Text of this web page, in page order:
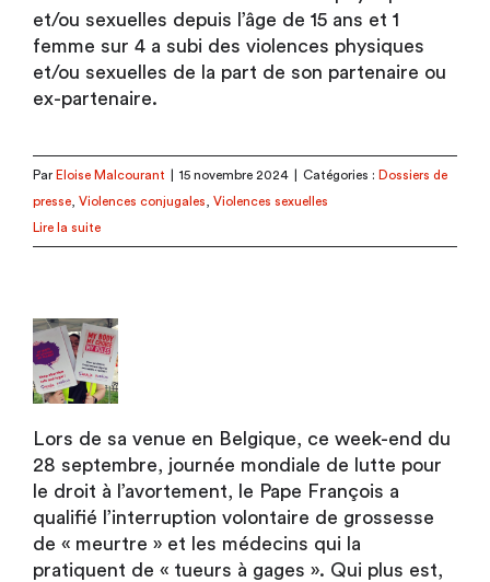
et/ou sexuelles depuis l’âge de 15 ans et 1
femme sur 4 a subi des violences physiques
et/ou sexuelles de la part de son partenaire ou
ex-partenaire.
Par Eloise Malcourant 15 novembre 2024 Catégories : Dossiers de
presse, Violences conjugales, Violences sexuelles
Lire la suite
Lors de sa venue en Belgique, ce week-end du
28 septembre, journée mondiale de lutte pour
le droit à l’avortement, le Pape François a
qualifié l’interruption volontaire de grossesse
de « meurtre » et les médecins qui la
pratiquent de « tueurs à gages ». Qui plus est,